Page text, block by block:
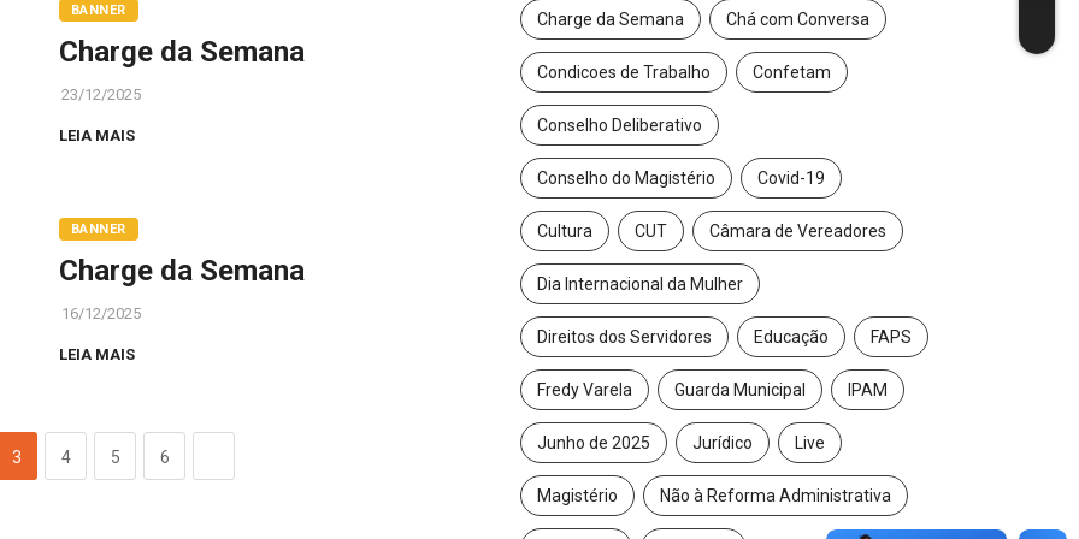
BANNER
Charge da Semana
23/12/2025
LEIA MAIS
BANNER
Charge da Semana
16/12/2025
LEIA MAIS
3 4 5 6
Charge da Semana Chá com Conversa
Condicoes de Trabalho Confetam
Conselho Deliberativo
Conselho do Magistério Covid-19
Cultura CUT Câmara de Vereadores
Dia Internacional da Mulher
Direitos dos Servidores Educação FAPS
Fredy Varela Guarda Municipal IPAM
Junho de 2025 Jurídico Live
Magistério Não à Reforma Administrativa